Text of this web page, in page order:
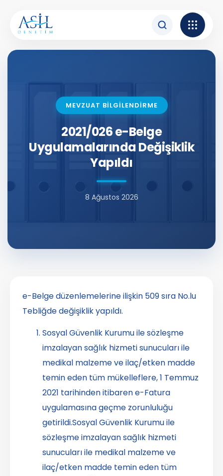
MEVZUAT BİLGİLENDİRME
2021/026 e-Belge
Uygulamalarında Değişiklik
Yapıldı
8 Ağustos 2026
e-Belge düzenlemelerine ilişkin 509 sıra No.lu
Tebliğde değişiklik yapıldı.
Sosyal Güvenlik Kurumu ile sözleşme
imzalayan sağlık hizmeti sunucuları ile
medikal malzeme ve ilaç/etken madde
temin eden tüm mükelleflere, 1 Temmuz
2021 tarihinden itibaren e-Fatura
uygulamasına geçme zorunluluğu
getirildi.Sosyal Güvenlik Kurumu ile
sözleşme imzalayan sağlık hizmeti
sunucuları ile medikal malzeme ve
ilaç/etken madde temin eden tüm